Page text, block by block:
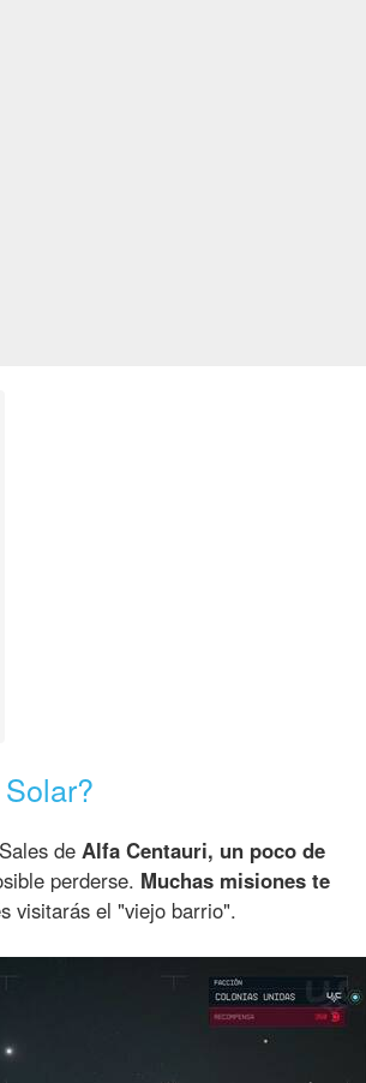
de Alfa Centauri, un poco de
perderse. Muchas misiones te
visitarás el "viejo barrio".